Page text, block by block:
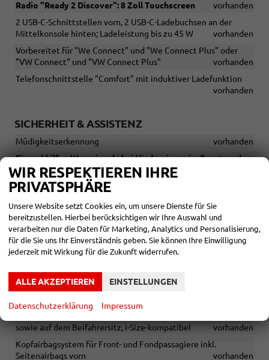
Radio "Ready 2 Discover": 8 Zoll Touchscreen
vorhanden
2 USB-C-Schnittstellen vorn, 2 USB-C-Ladebuchsen an der
Mittelkonsole hinten; Ladeleistung bis zu 45 W
vorhanden
Vorbereitet für "We Connect" und "We Connect Plus" oder
"VW Connect" und "VW Connect Plus"
vorhanden
Telefonschnittstelle "Comfort" mit induktiver Ladefunktion
vorhanden
SICHERHEIT & ASSISTENZ
Müdigkeitserkennung
vorhanden
Einparkhilfe - Warnsignale bei Hindernissen im Front- und
Heckbereich
Geschwindigkeitsbegrenzer
Notbremsassistent "Front Assist"
vorhanden
Spurhalteassistent "Lane Assist"
vorhanden
Verkehrszeichenerkennung
vorhanden
Airbag für Fahrer und Beifahrer, mit Beifahrerairbag-
Berganfahrassistent
sowie auf dem Beifahrersitz, i-Size-kompatibel
vorhanden
Kopfairbagsystem für Front- und Fondpassagiere inkl.
Seitenairbags vorn
vorhanden
WIR RESPEKTIEREN IHRE
PRIVATSPHÄRE
Unsere Website setzt Cookies ein, um unsere Dienste für Sie
bereitzustellen. Hierbei berücksichtigen wir Ihre Auswahl und
verarbeiten nur die Daten für Marketing, Analytics und Personalisierung,
für die Sie uns Ihr Einverständnis geben. Sie können Ihre Einwilligung
jederzeit mit Wirkung für die Zukunft widerrufen.
ALLE AKZEPTIEREN EINSTELLUNGEN
Datenschutzerklärung Impressum